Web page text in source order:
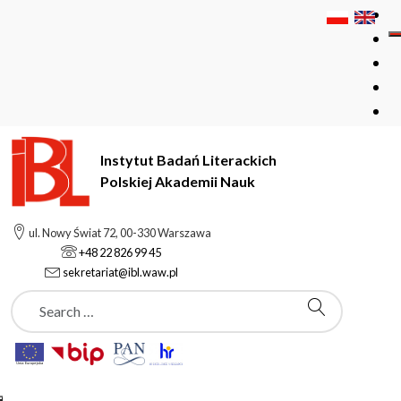
Instytut Badań Literackich
Polskiej Akademii Nauk
ul. Nowy Świat 72, 00-330 Warszawa
+48 22 826 99 45
sekretariat@ibl.waw.pl
Szukaj
Instytut Badań Literackich Polskiej Akademii Nauk
Staff
Subpages
Staff